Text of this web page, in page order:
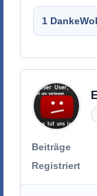
1 Danke
Beiträge
Registriert